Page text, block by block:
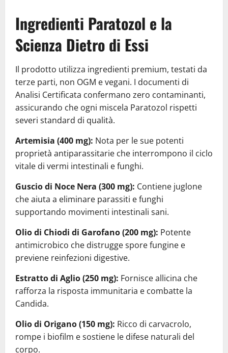
Ingredienti Paratozol e la
Scienza Dietro di Essi
Il prodotto utilizza ingredienti premium, testati da
terze parti, non OGM e vegani. I documenti di
Analisi Certificata confermano zero contaminanti,
assicurando che ogni miscela Paratozol rispetti
severi standard di qualità.
Artemisia (400 mg): Nota per le sue potenti
proprietà antiparassitarie che interrompono il ciclo
vitale di vermi intestinali e funghi.
Guscio di Noce Nera (300 mg): Contiene juglone
che aiuta a eliminare parassiti e funghi
supportando movimenti intestinali sani.
Olio di Chiodi di Garofano (200 mg): Potente
antimicrobico che distrugge spore fungine e
previene reinfezioni digestive.
Estratto di Aglio (250 mg): Fornisce allicina che
rafforza la risposta immunitaria e combatte la
Candida.
Olio di Origano (150 mg): Ricco di carvacrolo,
rompe i biofilm e sostiene le difese naturali del
corpo.